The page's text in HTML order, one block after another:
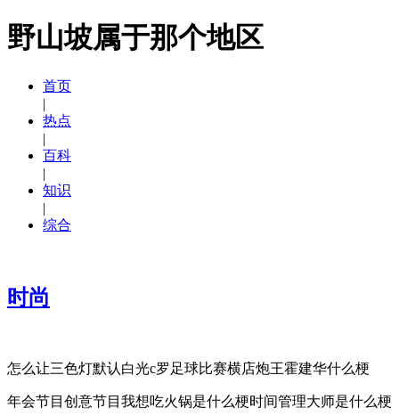
野山坡属于那个地区
首页
|
热点
|
百科
|
知识
|
综合
时尚
怎么让三色灯默认白光c罗足球比赛横店炮王霍建华什么梗
年会节目创意节目我想吃火锅是什么梗时间管理大师是什么梗